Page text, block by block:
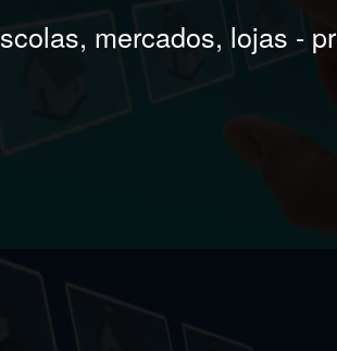
mercados, lojas -